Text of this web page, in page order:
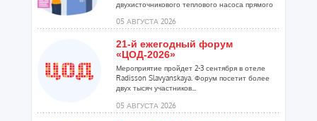
двухисточникового теплового насоса прямого
05 АВГУСТА 2026
21-й ежегодный форум
«ЦОД-2026»
Мероприятие пройдет 2-3 сентября в отеле
Radisson Slavyanskaya. Форум посетит более
двух тысяч участников...
05 АВГУСТА 2026